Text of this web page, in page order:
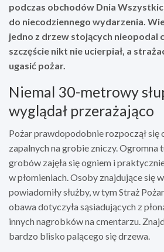
podczas obchodów Dnia
do niecodziennego wydarzenia.
jedno z drzew stojących nieopodal
szczęście nikt nie ucierpiał, a
ugasić pożar.
Niemal 30-metrowy
wyglądał przerażająco
Pożar prawdopodobnie rozpoczął się
zapalnych na grobie zniczy. Ogromna
grobów zajęła się ogniem i
w płomieniach. Osoby znajdujące się
powiadomiły służby, w tym Straż
obawa dotyczyła sąsiadujących z
innych nagrobków na cmentarzu.
bardzo blisko palącego się drzewa.